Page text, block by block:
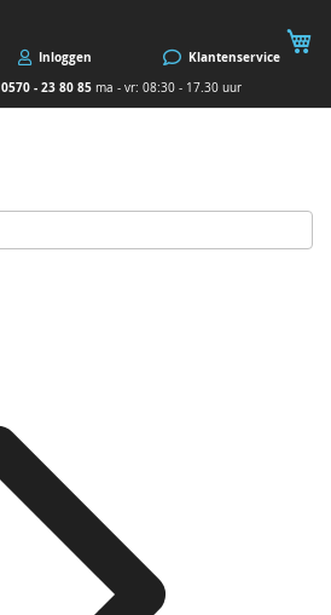
Inloggen Klantenservice
0570 - 23 80 85ma - vr: 08:30 - 17.30 uur